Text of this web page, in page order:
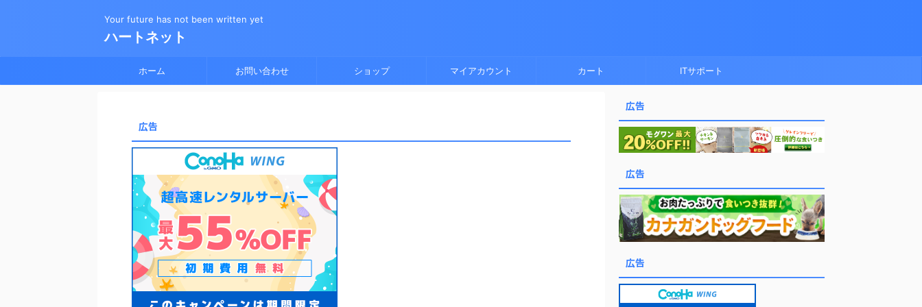
Your future has not been written yet
ハートネット
ホーム お問い合わせ ショップ マイアカウント カート ITサポート
広告
広告
広告
広告